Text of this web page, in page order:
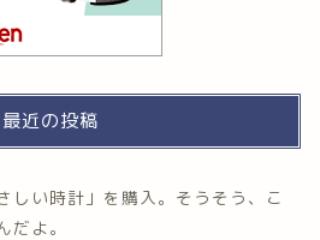
最近の投稿
しい時計」を購入。そうそう、こ
だよ。